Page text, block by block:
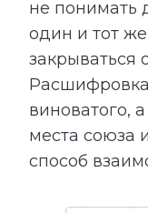
не понимать
один и тот
закрываться
Расшифровка
виноватого,
места союза
способ